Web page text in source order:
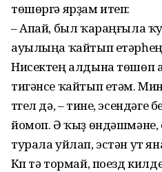
төшөргә ярҙам итеп:
– Апай, был ҡараңғыла
ауылыңа ҡайтып етәрһең
Нисектең алдына төшөп
тигәнсе ҡайтып етәм.
түгел дә, – тине,
йомоп. Ә ҡыҙ өндәшмәне,
турала уйлап, эстән ут
Күп тә тормай, поезд